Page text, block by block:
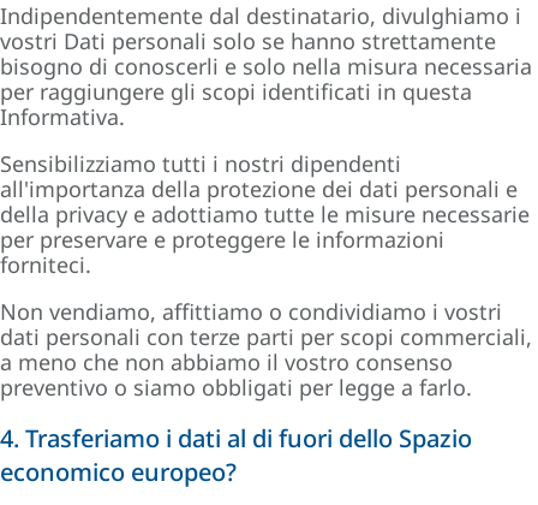
Indipendentemente dal destinatario, divulghiamo i
vostri Dati personali solo se hanno strettamente
bisogno di conoscerli e solo nella misura necessaria
per raggiungere gli scopi identificati in questa
Informativa.
Sensibilizziamo tutti i nostri dipendenti
all'importanza della protezione dei dati personali e
della privacy e adottiamo tutte le misure necessarie
per preservare e proteggere le informazioni
forniteci.
Non vendiamo, affittiamo o condividiamo i vostri
dati personali con terze parti per scopi commerciali,
a meno che non abbiamo il vostro consenso
preventivo o siamo obbligati per legge a farlo.
4. Trasferiamo i dati al di fuori dello Spazio
economico europeo?